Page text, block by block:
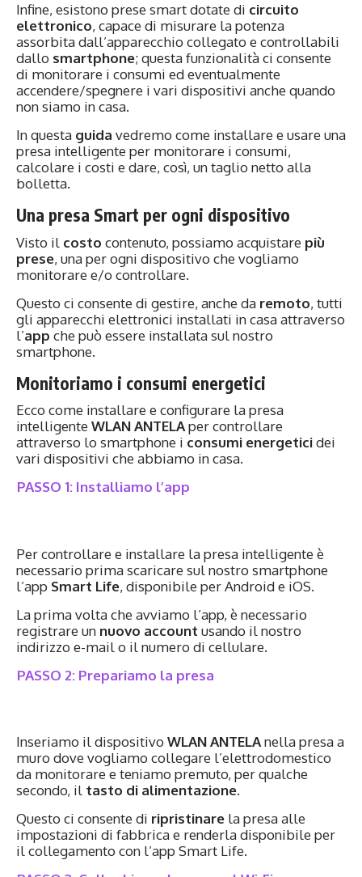
Infine, esistono prese smart dotate di circuito
elettronico, capace di misurare la potenza
assorbita dall’apparecchio collegato e controllabili
dallo smartphone; questa funzionalità ci consente
di monitorare i consumi ed eventualmente
accendere/spegnere i vari dispositivi anche quando
non siamo in casa.
In questa guida vedremo come installare e usare una
presa intelligente per monitorare i consumi,
calcolare i costi e dare, così, un taglio netto alla
bolletta.
Una presa Smart per ogni dispositivo
Visto il costo contenuto, possiamo acquistare più
prese, una per ogni dispositivo che vogliamo
monitorare e/o controllare.
Questo ci consente di gestire, anche da remoto, tutti
gli apparecchi elettronici installati in casa attraverso
l’app che può essere installata sul nostro
smartphone.
Monitoriamo i consumi energetici
Ecco come installare e configurare la presa
intelligente WLAN ANTELAper controllare
attraverso lo smartphone i consumi energeticidei
vari dispositivi che abbiamo in casa.
PASSO 1: Installiamo l’app
Per controllare e installare la presa intelligente è
necessario prima scaricare sul nostro smartphone
l’app Smart Life, disponibile per Android e iOS.
La prima volta che avviamo l’app, è necessario
registrare un nuovo account usando il nostro
indirizzo e-mail o il numero di cellulare.
PASSO 2: Prepariamo la presa
Inseriamo il dispositivo WLAN ANTELAnella presa a
muro dove vogliamo collegare l’elettrodomestico
da monitorare e teniamo premuto, per qualche
secondo, il tasto di alimentazione.
Questo ci consente di ripristinare la presa alle
impostazioni di fabbrica e renderla disponibile per
il collegamento con l’app Smart Life.